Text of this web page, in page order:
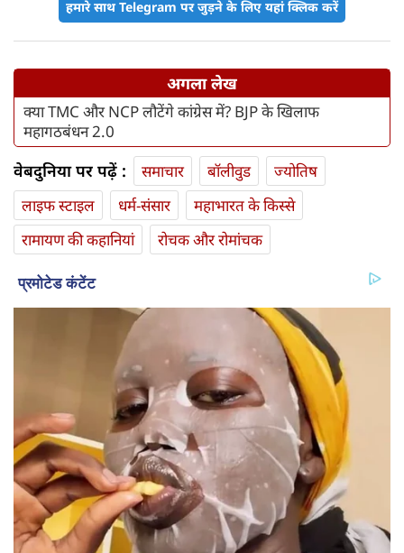
हमारे साथ Telegram पर जुड़ने के लिए यहां क्लिक करें
अगला लेख
क्या TMC और NCP लौटेंगे कांग्रेस में? BJP के खिलाफ
महागठबंधन 2.0
वेबदुनिया पर पढ़ें : समाचार बॉलीवुड
ज्योतिष
लाइफ स्‍टाइल
धर्म-संसार
महाभारत के किस्से
रामायण की कहानियां
रोचक और रोमांचक